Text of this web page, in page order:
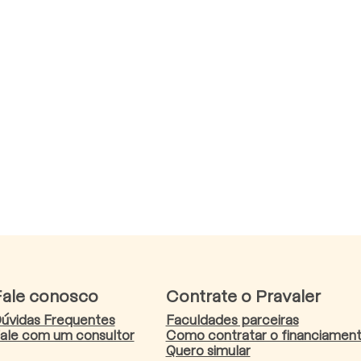
conosco
Frequentes
com um consultor
Contrate o Pravaler
Faculdades parceiras
Como contratar o
Quero simular